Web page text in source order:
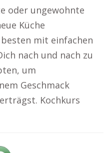
oder ungewohnte
Küche
mit einfachen
nach und nach zu
um
Geschmack
Kochkurs